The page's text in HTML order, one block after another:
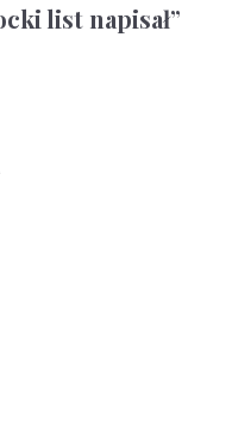
list napisał”